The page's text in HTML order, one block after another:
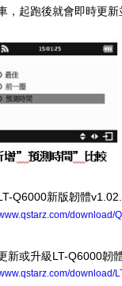
，起跑後就會即時更新
Q6000新版韌體
download/
新或升級LT-Q6000韌體
download/